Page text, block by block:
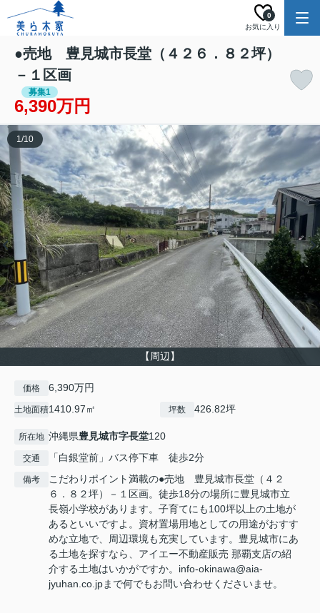
お気に入り
0
●売地 豊見城市長堂（４２６．８２坪）
－１区画
募集1
6,390万円
【周辺】
1/10
価格 6,390万円
土地面積1410.97㎡ 坪数 426.82坪
所在地 沖縄県豊見城市字長堂120
交通 「白銀堂前」バス停下車 徒歩2分
備考
こだわりポイント満載の●売地 豊見城市長堂（４２
６．８２坪）－１区画。徒歩18分の場所に豊見城市立
長嶺小学校があります。子育てにも100坪以上の土地が
あるといいですよ。資材置場用地としての用途がおすす
めな立地で、周辺環境も充実しています。豊見城市にあ
る土地を探すなら、アイエー不動産販売 那覇支店の紹
介する土地はいかがですか。info-okinawa@aia-
jyuhan.co.jpまで何でもお問い合わせくださいませ。